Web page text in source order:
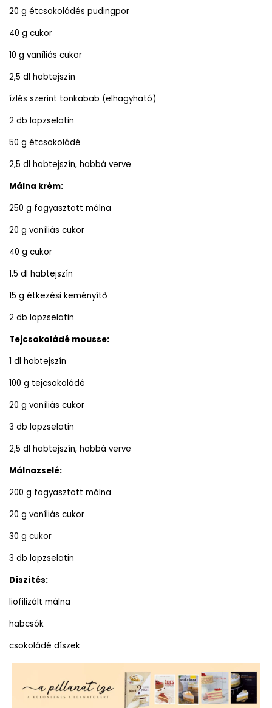
20 g étcsokoládés pudingpor
40 g cukor
10 g vaníliás cukor
2,5 dl habtejszín
ízlés szerint tonkabab (elhagyható)
2 db lapzselatin
50 g étcsokoládé
2,5 dl habtejszín, habbá verve
Málna krém:
250 g fagyasztott málna
20 g vaníliás cukor
40 g cukor
1,5 dl habtejszín
15 g étkezési keményítő
2 db lapzselatin
Tejcsokoládé mousse:
1 dl habtejszín
100 g tejcsokoládé
20 g vaníliás cukor
3 db lapzselatin
2,5 dl habtejszín, habbá verve
Málnazselé:
200 g fagyasztott málna
20 g vaníliás cukor
30 g cukor
3 db lapzselatin
Díszítés:
liofilizált málna
habcsók
csokoládé díszek